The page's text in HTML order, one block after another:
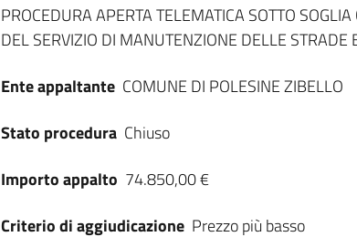
Dati del bando
PROCEDURA APERTA TELEMATICA SOTTO
DEL SERVIZIO DI MANUTENZIONE DELLE
Ente appaltante COMUNE DI POLESINE ZIBELLO
Stato procedura Chiuso
Importo appalto 74.850,00 €
Criterio di aggiudicazione Prezzo più basso